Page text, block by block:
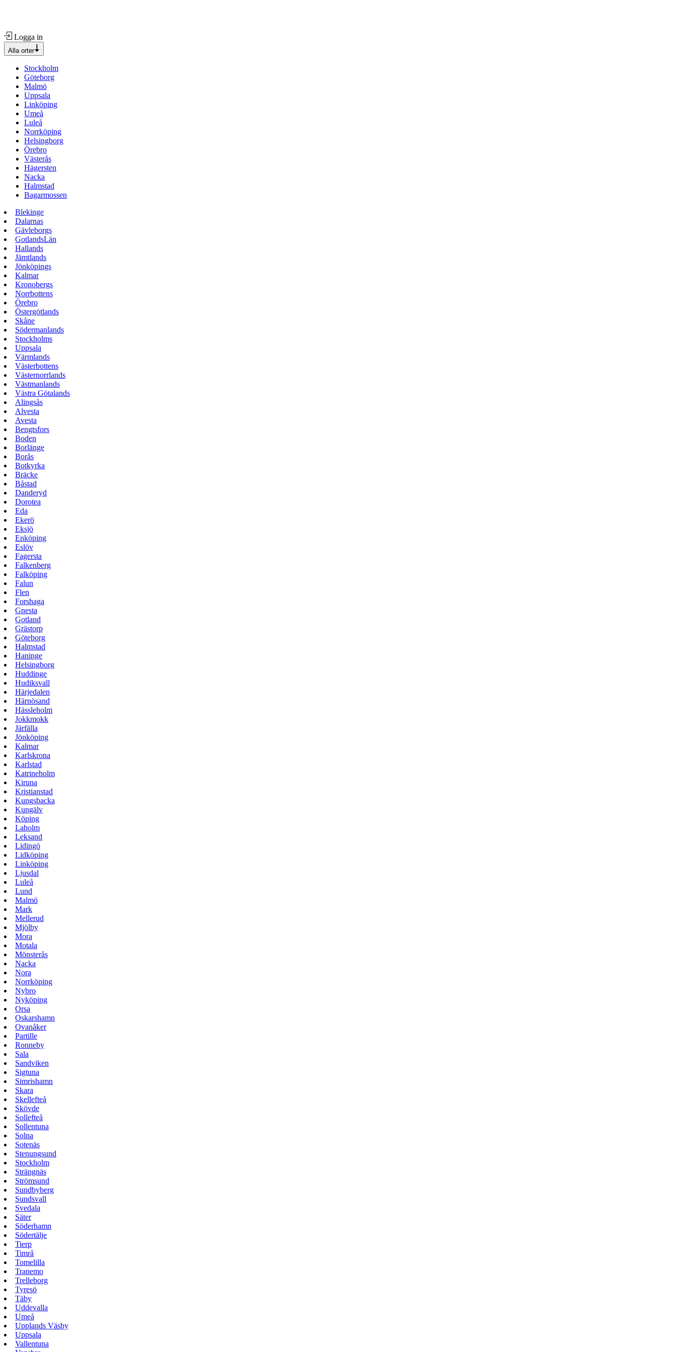
Logga in
Alla orter
Stockholm
Göteborg
Malmö
Uppsala
Linköping
Umeå
Luleå
Norrköping
Helsingborg
Örebro
Västerås
Hägersten
Nacka
Halmstad
Bagarmossen
Blekinge
Dalarnas
Gävleborgs
GotlandsLän
Hallands
Jämtlands
Jönköpings
Kalmar
Kronobergs
Norrbottens
Örebro
Östergötlands
Skåne
Södermanlands
Stockholms
Uppsala
Värmlands
Västerbottens
Västernorrlands
Västmanlands
Västra Götalands
Alingsås
Alvesta
Avesta
Bengtsfors
Boden
Borlänge
Borås
Botkyrka
Bräcke
Båstad
Danderyd
Dorotea
Eda
Ekerö
Eksjö
Enköping
Eslöv
Fagersta
Falkenberg
Falköping
Falun
Flen
Forshaga
Gnesta
Gotland
Grästorp
Göteborg
Halmstad
Haninge
Helsingborg
Huddinge
Hudiksvall
Härjedalen
Härnösand
Hässleholm
Jokkmokk
Järfälla
Jönköping
Kalmar
Karlskrona
Karlstad
Katrineholm
Kiruna
Kristianstad
Kungsbacka
Kungälv
Köping
Laholm
Leksand
Lidingö
Lidköping
Linköping
Ljusdal
Luleå
Lund
Malmö
Mark
Mellerud
Mjölby
Mora
Motala
Mönsterås
Nacka
Nora
Norrköping
Nybro
Nyköping
Orsa
Oskarshamn
Ovanåker
Partille
Ronneby
Sala
Sandviken
Sigtuna
Simrishamn
Skara
Skellefteå
Skövde
Sollefteå
Sollentuna
Solna
Sotenäs
Stenungsund
Stockholm
Strängnäs
Strömsund
Sundbyberg
Sundsvall
Svedala
Säter
Söderhamn
Södertälje
Tierp
Timrå
Tomelilla
Tranemo
Trelleborg
Tyresö
Täby
Uddevalla
Umeå
Upplands Väsby
Uppsala
Vallentuna